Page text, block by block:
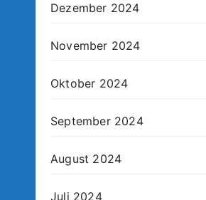
Dezember 2024
November 2024
Oktober 2024
September 2024
August 2024
Juli 2024